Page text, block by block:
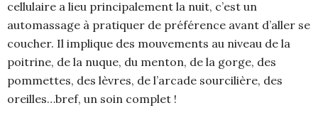
cellulaire a lieu principalement la nuit, c’est un
automassage à pratiquer de préférence avant d’aller se
coucher. Il implique des mouvements au niveau de la
poitrine, de la nuque, du menton, de la gorge, des
pommettes, des lèvres, de l’arcade sourcilière, des
oreilles…bref, un soin complet !